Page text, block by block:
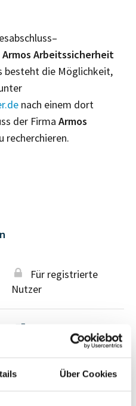
Über Cookies
Armos Arbeitssicherheit
besteht die Möglichkeit,
nach einem dort
der Firma Armos
recherchieren.
Für registrierte
Nutzer
Vollständiges
Unternehmensprofil